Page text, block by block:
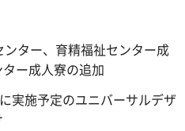
ター、育精福祉センター成
ー成人寮の追加
施予定のユニバーサルデザ